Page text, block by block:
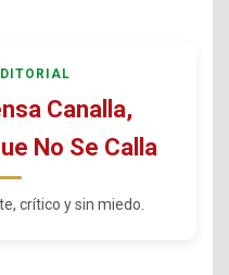
Canalla,
No Se Calla
crítico y sin miedo.